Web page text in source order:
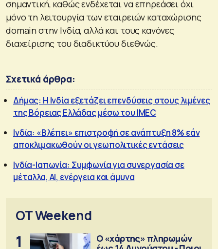
σημαντική, καθώς ενδέχεται να επηρεάσει όχι
μόνο τη λειτουργία των εταιρειών καταχώρισης
domain στην Ινδία, αλλά και τους κανόνες
διαχείρισης του διαδικτύου διεθνώς.
Σχετικά άρθρα:
Δήμας: Η Ινδία εξετάζει επενδύσεις στους λιμένες
της Βόρειας Ελλάδας μέσω του IMEC
Ινδία: «Βλέπει» επιστροφή σε ανάπτυξη 8% εάν
αποκλιμακωθούν οι γεωπολιτικές εντάσεις
Ινδία-Ιαπωνία: Συμφωνία για συνεργασία σε
μέταλλα, AI, ενέργεια και άμυνα
OT Weekend
1
Ο «χάρτης» πληρωμών